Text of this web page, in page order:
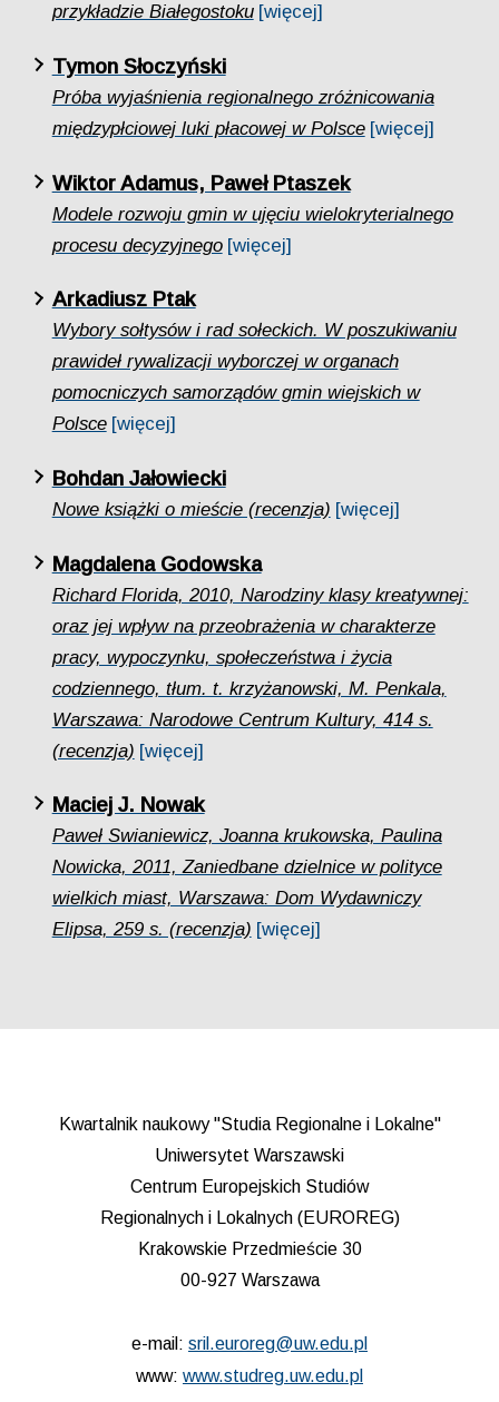
przykładzie Białegostoku [więcej]
Tymon Słoczyński
Próba wyjaśnienia regionalnego zróżnicowania
międzypłciowej luki płacowej w Polsce [więcej]
Wiktor Adamus, Paweł Ptaszek
Modele rozwoju gmin w ujęciu wielokryterialnego
procesu decyzyjnego [więcej]
Arkadiusz Ptak
Wybory sołtysów i rad sołeckich. W poszukiwaniu
prawideł rywalizacji wyborczej w organach
pomocniczych samorządów gmin wiejskich w
Polsce [więcej]
Bohdan Jałowiecki
Nowe książki o mieście (recenzja) [więcej]
Magdalena Godowska
Richard Florida, 2010, Narodziny klasy kreatywnej:
oraz jej wpływ na przeobrażenia w charakterze
pracy, wypoczynku, społeczeństwa i życia
codziennego, tłum. t. krzyżanowski, M. Penkala,
Warszawa: Narodowe Centrum Kultury, 414 s.
(recenzja) [więcej]
Maciej J. Nowak
Paweł Swianiewicz, Joanna krukowska, Paulina
Nowicka, 2011, Zaniedbane dzielnice w polityce
wielkich miast, Warszawa: Dom Wydawniczy
Elipsa, 259 s. (recenzja) [więcej]
Kwartalnik naukowy "Studia Regionalne i Lokalne"
Uniwersytet Warszawski
Centrum Europejskich Studiów
Regionalnych i Lokalnych (EUROREG)
Krakowskie Przedmieście 30
00-927 Warszawa
e-mail: sril.euroreg@uw.edu.pl
www: www.studreg.uw.edu.pl